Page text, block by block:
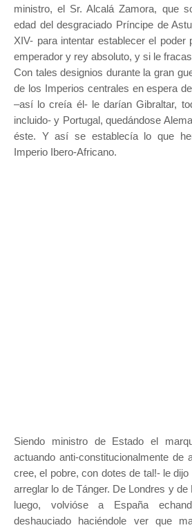
ministro, el Sr. Alcalá Zamora, que
edad del desgraciado Príncipe de
XIV- para intentar establecer el poder
emperador y rey absoluto, y si le
Con tales designios durante la gran
de los Imperios centrales en espera
–así lo creía él- le darían Gibraltar,
incluido- y Portugal, quedándose
éste. Y así se establecía lo que
Imperio Ibero-Africano.
Siendo ministro de Estado el
actuando anti-constitucionalmente de
cree, el pobre, con dotes de tal!- le
arreglar lo de Tánger. De Londres y
luego, volvióse a España
deshauciado haciéndole ver que